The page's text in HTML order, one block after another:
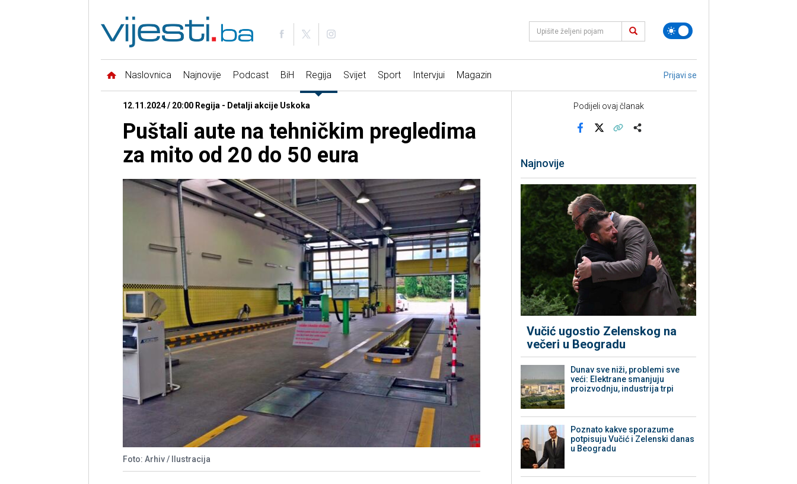
Naslovnica Najnovije Podcast BiH Regija Svijet Sport Intervjui Magazin Prijavi se
12.11.2024 / 20:00 Regija - Detalji akcije Uskoka
Puštali aute na tehničkim pregledima
za mito od 20 do 50 eura
Foto: Arhiv / Ilustracija
Podijeli ovaj članak
Najnovije
Vučić ugostio Zelenskog na
večeri u Beogradu
Dunav sve niži, problemi sve
veći: Elektrane smanjuju
proizvodnju, industrija trpi
Poznato kakve sporazume
potpisuju Vučić i Zelenski danas
u Beogradu